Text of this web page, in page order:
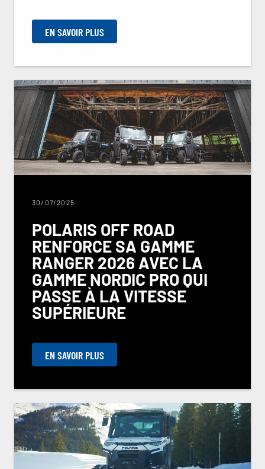
EN SAVOIR PLUS
30/07/2025
POLARIS OFF ROAD
RENFORCE SA GAMME
RANGER 2026 AVEC LA
GAMME NORDIC PRO QUI
PASSE À LA VITESSE
SUPÉRIEURE
EN SAVOIR PLUS